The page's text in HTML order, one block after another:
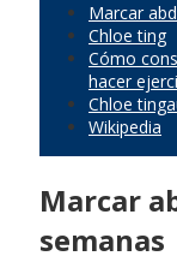
Marcar
Chloe ting
Cómo
hacer
Chloe
Wikipedia
Marcar
semanas